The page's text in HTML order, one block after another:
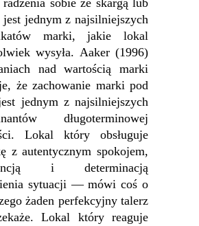
radzenia sobie ze skargą lub
jest jednym z najsilniejszych
marki, jakie lokal
wysyła. Aaker (1996)
nad wartością marki
że zachowanie marki pod
jednym z najsilniejszych
długoterminowej
Lokal który obsługuje
z autentycznym spokojem,
i determinacją
sytuacji — mówi coś o
żaden perfekcyjny talerz
Lokal który reaguje